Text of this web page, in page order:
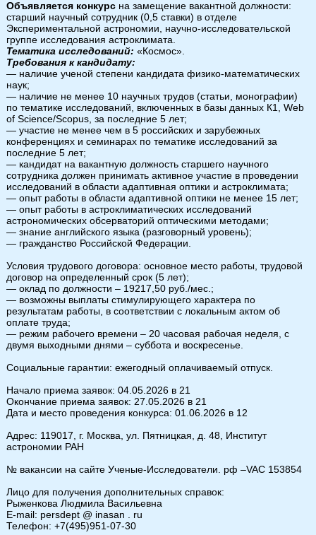
Объявляется конкурс на замещение вакантной должности:
старший научный сотрудник (0,5 ставки) в отделе
Экспериментальной астрономии, научно-исследовательской
группе исследования астроклимата.
Тематика исследований: «Космос».
Требования к кандидату:
— наличие ученой степени кандидата физико-математических
наук;
— наличие не менее 10 научных трудов (статьи, монографии)
по тематике исследований, включенных в базы данных К1, Web
of Science/Scopus, за последние 5 лет;
— участие не менее чем в 5 российских и зарубежных
конференциях и семинарах по тематике исследований за
последние 5 лет;
— кандидат на вакантную должность старшего научного
сотрудника должен принимать активное участие в проведении
исследований в области адаптивная оптики и астроклимата;
— опыт работы в области адаптивной оптики не менее 15 лет;
— опыт работы в астроклиматических исследований
астрономических обсерваторий оптическими методами;
— знание английского языка (разговорный уровень);
— гражданство Российской Федерации.
Условия трудового договора: основное место работы, трудовой
договор на определенный срок (5 лет);
— оклад по должности – 19217,50 руб./мес.;
— возможны выплаты стимулирующего характера по
результатам работы, в соответствии с локальным актом об
оплате труда;
— режим рабочего времени – 20 часовая рабочая неделя, с
двумя выходными днями – суббота и воскресенье.
Социальные гарантии: ежегодный оплачиваемый отпуск.
Начало приема заявок: 04.05.2026 в 21
Окончание приема заявок: 27.05.2026 в 21
Дата и место проведения конкурса: 01.06.2026 в 12
Адрес: 119017, г. Москва, ул. Пятницкая, д. 48, Институт
астрономии РАН
№ вакансии на сайте Ученые-Исследователи. рф –VAC 153854
Лицо для получения дополнительных справок:
Рыженкова Людмила Васильевна
E-mail: persdept @ inasan . ru
Телефон: +7(495)951-07-30